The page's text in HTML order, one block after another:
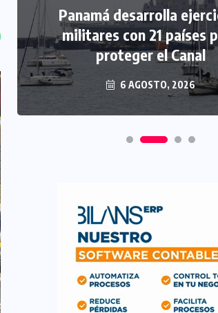
Panamá desarrolla
militares con 21 países
proteger el Canal
6 AGOSTO, 2026